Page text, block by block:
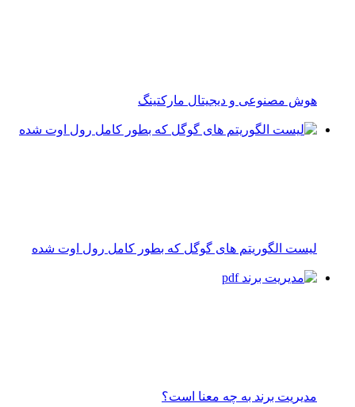
هوش مصنوعی و دیجیتال مارکتینگ
لیست الگوریتم های گوگل که بطور کامل رول اوت شده
مدیریت برند به چه معنا است؟